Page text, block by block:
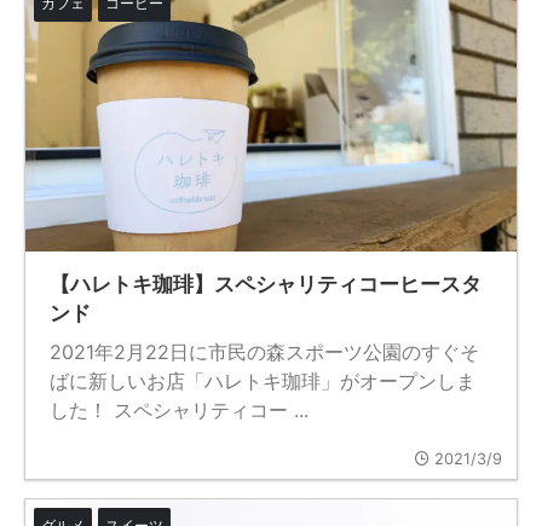
【ハレトキ珈琲】スペシャリティコーヒースタ
ンド
2021年2月22日に市民の森スポーツ公園のすぐそ
ばに新しいお店「ハレトキ珈琲」がオープンしま
した！ スペシャリティコー ...
2021/3/9